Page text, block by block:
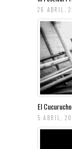
26 ABRIL,
El
5 ABRIL,